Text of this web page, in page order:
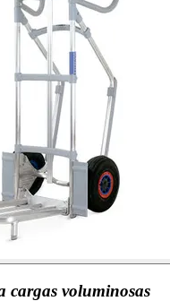
cargas voluminosas